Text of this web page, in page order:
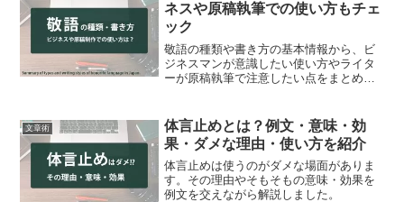
ネスや原稿執筆での使い方もチェ
ック
敬語の種類や書き方の基本情報から、ビ
ジネスマンが意識したい使い方やライタ
ーが原稿執筆で注意したい点をまとめて
文章術
体言止めとは？例文・意味・効
果・ダメな理由・使い方を紹介
体言止めは使うのがダメな場面がありま
す。その理由やそもそもの意味・効果を
例文を交えながら解説しました。